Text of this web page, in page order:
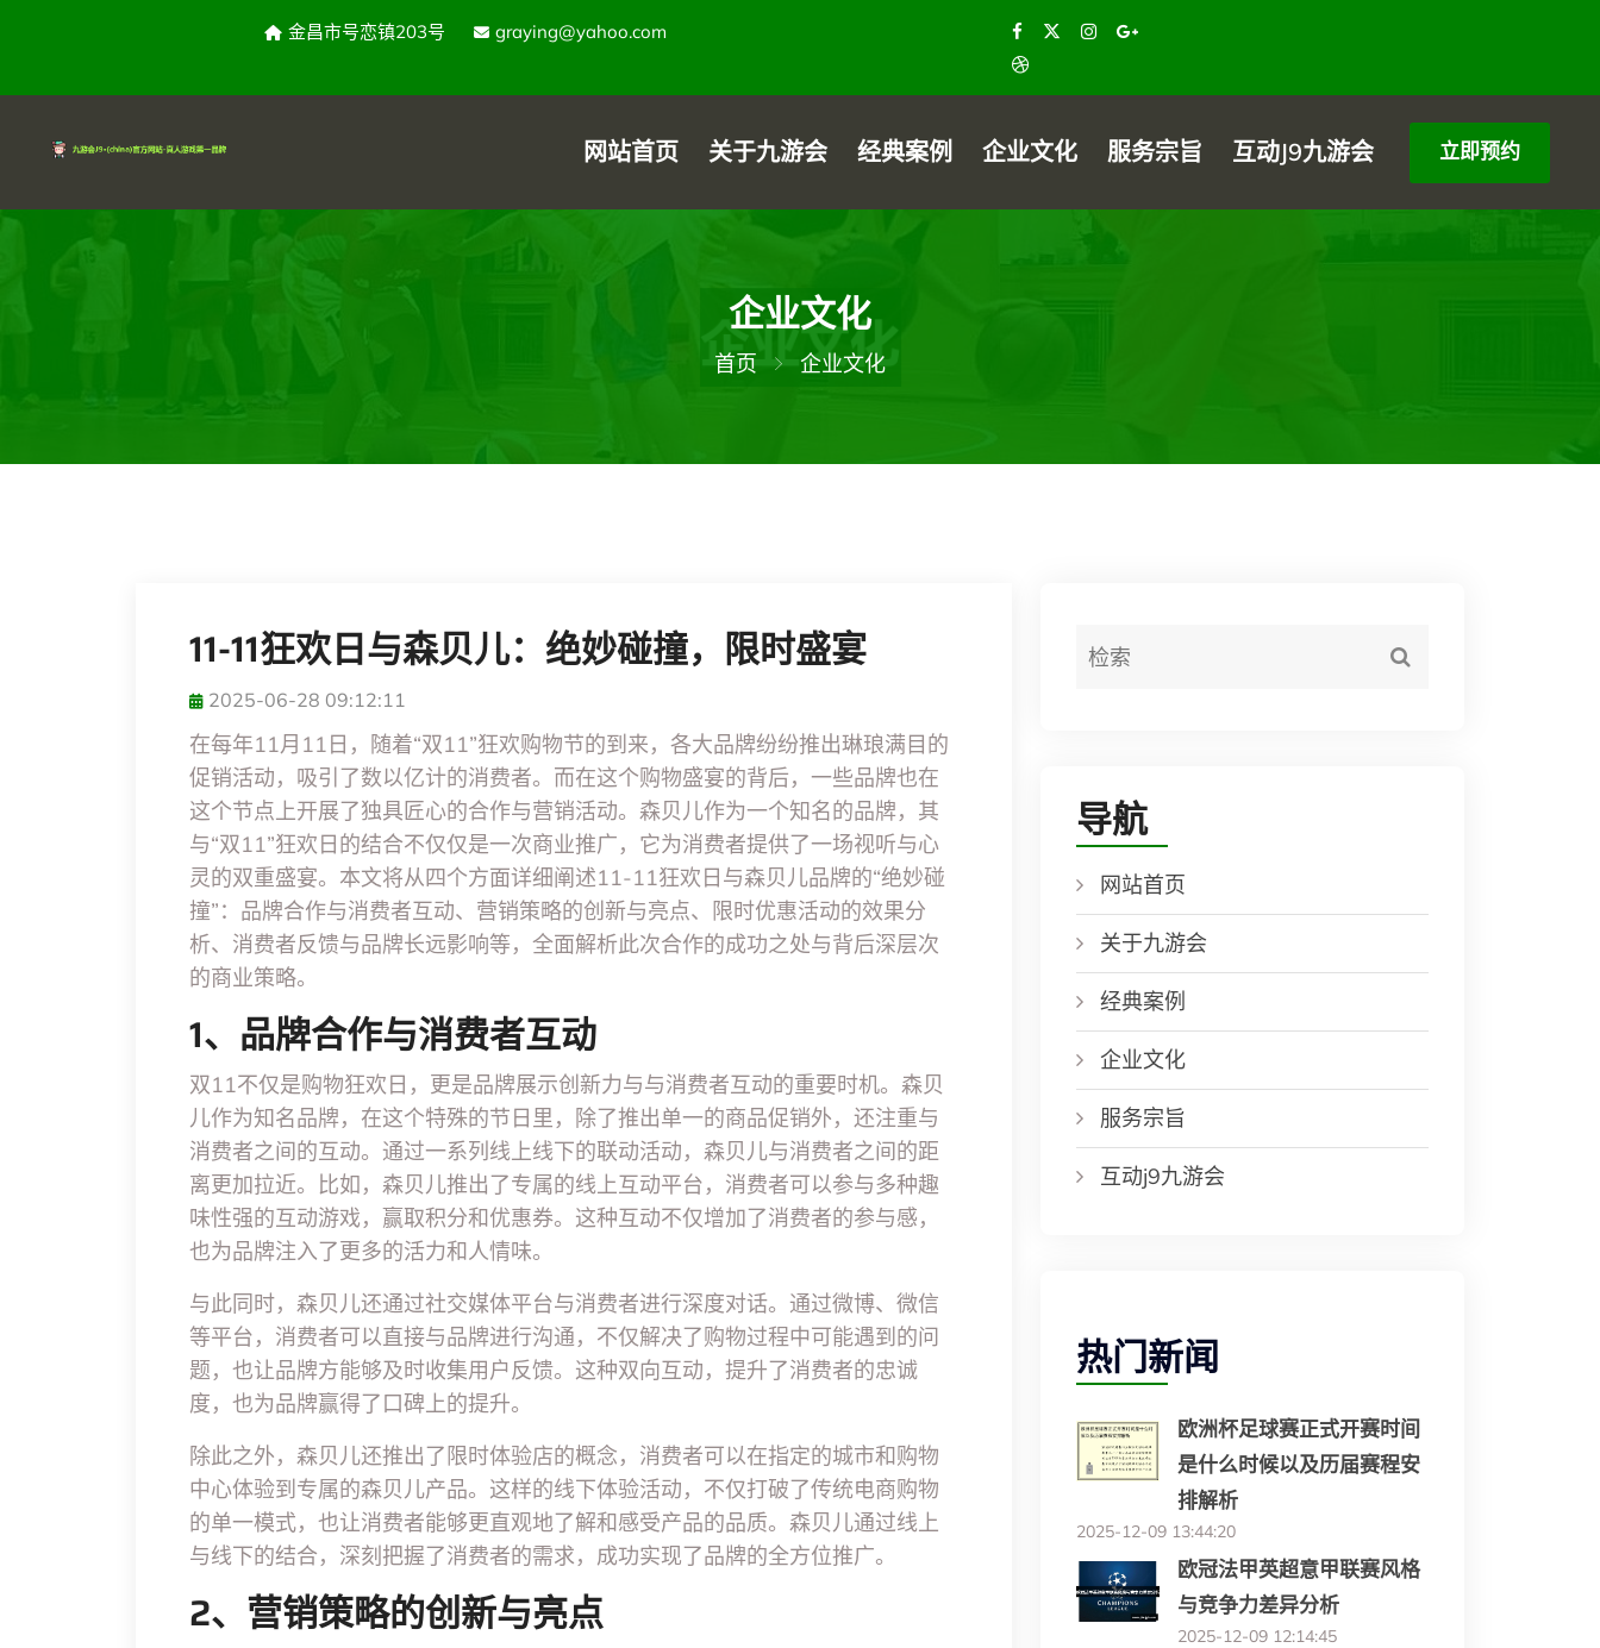
金昌市号恋镇203号 graying@yahoo.com
网站首页 关于九游会 经典案例 企业文化 服务宗旨 互动j9九游会 立即预约
企业文化
首页 企业文化
11-11狂欢日与森贝儿：绝妙碰撞，限时盛宴
2025-06-28 09:12:11
在每年11月11日，随着“双11”狂欢购物节的到来，各大品牌纷纷推出琳琅满目的
促销活动，吸引了数以亿计的消费者。而在这个购物盛宴的背后，一些品牌也在
这个节点上开展了独具匠心的合作与营销活动。森贝儿作为一个知名的品牌，其
与“双11”狂欢日的结合不仅仅是一次商业推广，它为消费者提供了一场视听与心
灵的双重盛宴。本文将从四个方面详细阐述11-11狂欢日与森贝儿品牌的“绝妙碰
撞”：品牌合作与消费者互动、营销策略的创新与亮点、限时优惠活动的效果分
析、消费者反馈与品牌长远影响等，全面解析此次合作的成功之处与背后深层次
的商业策略。
1、品牌合作与消费者互动
双11不仅是购物狂欢日，更是品牌展示创新力与与消费者互动的重要时机。森贝
儿作为知名品牌，在这个特殊的节日里，除了推出单一的商品促销外，还注重与
消费者之间的互动。通过一系列线上线下的联动活动，森贝儿与消费者之间的距
离更加拉近。比如，森贝儿推出了专属的线上互动平台，消费者可以参与多种趣
味性强的互动游戏，赢取积分和优惠券。这种互动不仅增加了消费者的参与感，
也为品牌注入了更多的活力和人情味。
与此同时，森贝儿还通过社交媒体平台与消费者进行深度对话。通过微博、微信
等平台，消费者可以直接与品牌进行沟通，不仅解决了购物过程中可能遇到的问
题，也让品牌方能够及时收集用户反馈。这种双向互动，提升了消费者的忠诚
度，也为品牌赢得了口碑上的提升。
除此之外，森贝儿还推出了限时体验店的概念，消费者可以在指定的城市和购物
中心体验到专属的森贝儿产品。这样的线下体验活动，不仅打破了传统电商购物
的单一模式，也让消费者能够更直观地了解和感受产品的品质。森贝儿通过线上
与线下的结合，深刻把握了消费者的需求，成功实现了品牌的全方位推广。
2、营销策略的创新与亮点
导航
网站首页
关于九游会
经典案例
企业文化
服务宗旨
互动j9九游会
热门新闻
欧洲杯足球赛正式开赛时间
是什么时候以及历届赛程安
排解析
2025-12-09 13:44:20
欧冠法甲英超意甲联赛风格
与竞争力差异分析
2025-12-09 12:14:45